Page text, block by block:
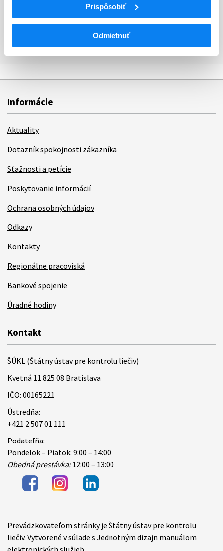
Prispôsobiť
Odmietnuť
Nemecko
Informácie
Aktuality
Dotazník spokojnosti zákazníka
Sťažnosti a petície
Poskytovanie informácií
Ochrana osobných údajov
Odkazy
Kontakty
Regionálne pracoviská
Bankové spojenie
Úradné hodiny
Kontakt
ŠÚKL (Štátny ústav pre kontrolu liečiv)
Kvetná 11 825 08 Bratislava
IČO: 00165221
Ústredňa:
+421 2 507 01 111
Podateľňa:
Pondelok – Piatok: 9:00 – 14:00
Obedná prestávka:12:00 – 13:00
Items
Prevádzkovateľom stránky je Štátny ústav pre kontrolu
liečiv. Vytvorené v súlade s Jednotným dizajn manuálom
elektronických služieb.